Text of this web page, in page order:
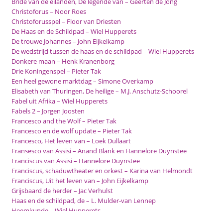
Christoforus – Noor Roes
Christoforusspel – Floor van Driesten
De Haas en de Schildpad – Wiel Hupperets
De trouwe Johannes – John Eijkelkamp
De wedstrijd tussen de haas en de schildpad – Wiel Hupperets
Donkere maan – Henk Kranenborg
Drie Koningenspel – Pieter Tak
Een heel gewone marktdag – Simone Overkamp
Elisabeth van Thuringen, De heilige – M.J. Anschutz-Schoorel
Fabel uit Afrika – Wiel Hupperets
Fabels 2 – Jorgen Joosten
Francesco and the Wolf – Pieter Tak
Francesco en de wolf update – Pieter Tak
Francesco, Het leven van – Loek Dullaart
Fransesco van Assisi – Anand Blank en Hannelore Duynstee
Franciscus van Assisi – Hannelore Duynstee
Franciscus, schaduwtheater en orkest – Karina van Helmondt
Franciscus, Uit het leven van – John Eijkelkamp
Grijsbaard de herder – Jac Verhulst
Haas en de schildpad, de – L. Mulder-van Lennep